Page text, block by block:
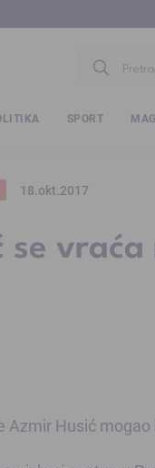
SPORT
18.okt.2017
vraća
Azmir Husić